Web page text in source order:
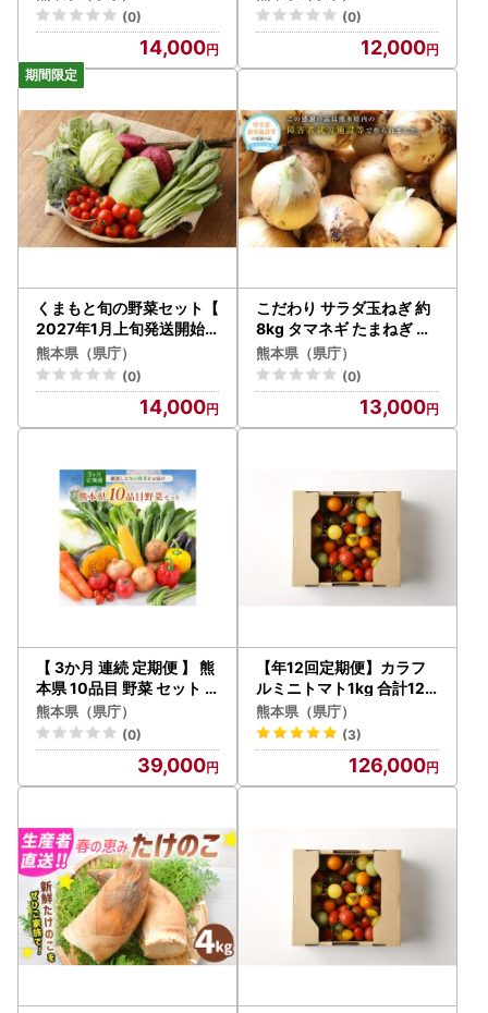
(0)
14,000
(0)
12,000
くまもと旬の野菜セット【
2027年1月上旬発送開始
】 キャベツ ブロッコリー
トマト 芋 ほうれん草 小松
菜 レタス ごぼう 野菜 サラ
ダ 詰め合わせ セット 新鮮
熊本県（県庁）
(0)
14,000
こだわり サラダ玉ねぎ 約
8kg タマネギ たまねぎ 玉
ねぎ 玉葱 常温 九州 熊本県
産 【2027年4月下旬発送
開始】
熊本県（県庁）
(0)
13,000
【 3か月 連続 定期便 】 熊
本県 10品目 野菜 セット 3
ヶ月 定期便 フレッシュ 新
鮮 野菜 青果 サラダ おまか
せ お任せ 厳選 お楽しみ ラ
熊本県（県庁）
(0)
39,000
【年12回定期便】カラフ
ルミニトマト1kg 合計12k
g トマト ミニトマト
熊本県（県庁）
(3)
126,000